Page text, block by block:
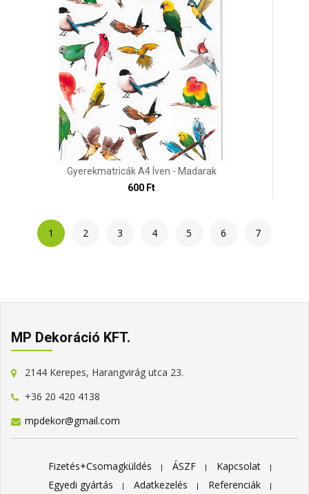
Gyerekmatricák A4 Íven - Madarak
600 Ft
1 2 3 4 5 6 7
MP Dekoráció KFT.
2144 Kerepes, Harangvirág utca 23.
+36 20 420 4138
mpdekor@gmail.com
Fizetés+Csomagküldés ÁSZF
Kapcsolat
Egyedi gyártás
Adatkezelés Referenciák